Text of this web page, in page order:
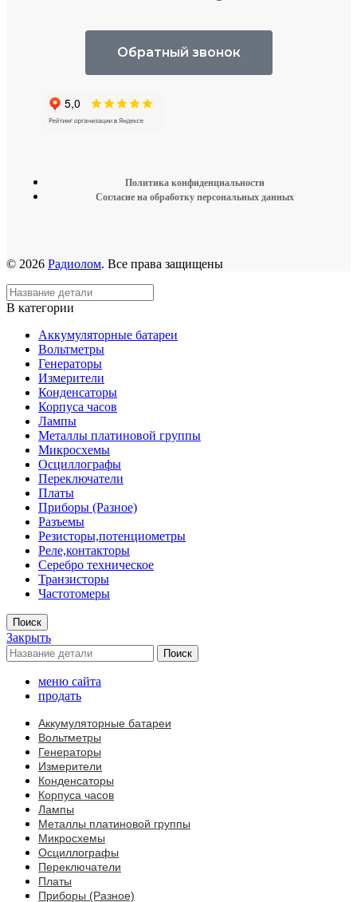
Обратный звонок
Политика конфиденциальности
Согласие на обработку персональных данных
© 2026 Радиолом. Все права защищены
В категории
Аккумуляторные батареи
Вольтметры
Генераторы
Измерители
Конденсаторы
Корпуса часов
Лампы
Металлы платиновой группы
Микросхемы
Осциллографы
Переключатели
Платы
Приборы (Разное)
Разъемы
Резисторы,потенциометры
Реле,контакторы
Серебро техническое
Транзисторы
Частотомеры
Поиск
Закрыть
Поиск
меню сайта
продать
Аккумуляторные батареи
Вольтметры
Генераторы
Измерители
Конденсаторы
Корпуса часов
Лампы
Металлы платиновой группы
Микросхемы
Осциллографы
Переключатели
Платы
Приборы (Разное)